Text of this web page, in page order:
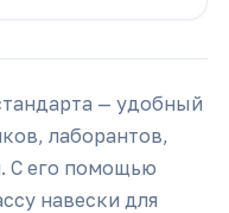
— удобный
лаборантов,
С его помощью
навески для